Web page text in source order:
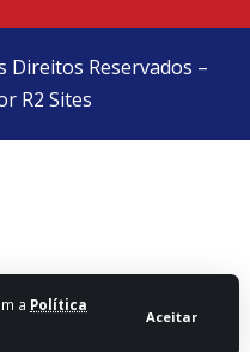
a Política
Aceitar
Reservados –
R2 Sites